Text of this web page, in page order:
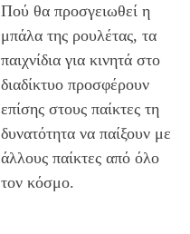
Πού θα προσγειωθεί η
μπάλα της ρουλέτας, τα
παιχνίδια για κινητά στο
διαδίκτυο προσφέρουν
επίσης στους παίκτες τη
δυνατότητα να παίξουν με
άλλους παίκτες από όλο
τον κόσμο.